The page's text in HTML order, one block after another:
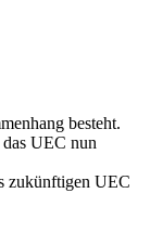
besteht.
UEC nun
zukünftigen UEC